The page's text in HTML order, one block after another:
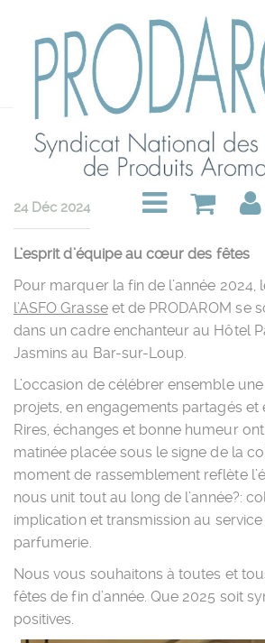
Moment de
clôturer l’année
24 Déc 2024
L’esprit d’équipe au cœur des fêtes
Pour marquer la fin de l’année 2024,
l’ASFO Grasseet de PRODAROM se
dans un cadre enchanteur au Hôtel
Jasmins au Bar-sur-Loup.
L’occasion de célébrer ensemble
projets, en engagements partagés et
Rires, échanges et bonne humeur
matinée placée sous le signe de la
moment de rassemblement reflète
nous unit tout au long de l’année?:
implication et transmission au
parfumerie.
Nous vous souhaitons à toutes et
fêtes de fin d’année. Que 2025 soit
positives.